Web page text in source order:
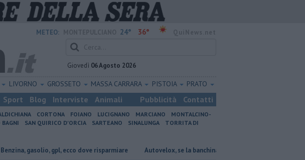
METEO: 24° 36°
Giovedì 06 Agosto 2026
LIVORNO GROSSETO MASSA CARRARA PISTOIA PRATO
Sport Blog Interviste Animali Pubblicità Contatti
CORTONA FOIANO LUCIGNANO MARCIANO
MONTALCINO-
BAGNI SAN QUIRICO D'ORCIA SARTEANO SINALUNGA
TORRITA DI
gpl, ecco dove risparmiare Autovelox, se la banchina è stretta la multa è nulla